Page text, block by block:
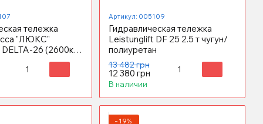
тележка
"ЛЮКС"
26 (2600кг),
колёса
Артикул: 005109
Гидравлическая тележка
Leistunglift DF 25 2.5 т чугун/
полиуретан
13 482 грн
12 380 грн
В наличии
−19%